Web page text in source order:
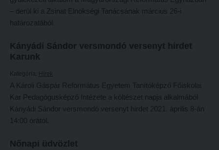
Kari mentorok
Kari pályázatok
Szakdolgozati tudnivalók
Tanulmányi határidők
Ösztöndíjak
HALLGATÓINKNAK
HÖK
Konzultációs időpontok
Órarend
– derül ki a Zsinat Elnökségi Tanácsának március 26-i
határozatából.
Kányádi Sándor versmondó versenyt hirdet
Karunk
Kategória: Hírek
A Károli Gáspár Református Egyetem Tanítóképző Főiskolai
Kar Pedagógusképző Intézete a költészet napja alkalmából
Kányádi Sándor versmondó versenyt hirdet 2021. április 8-án
14:00 órától.
Nőnapi üdvözlet